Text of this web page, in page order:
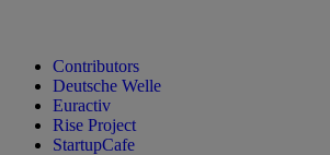
Contributors
Deutsche Welle
Euractiv
Rise Project
StartupCafe